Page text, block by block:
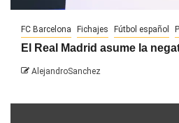
FC Barcelona Fichajes Fútbol español
El Real Madrid asume la
AlejandroSanchez